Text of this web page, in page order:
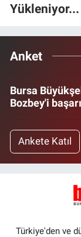
Yükleniyor...
Anket
Bursa
Bozbey'i
Ankete Katıl
Türkiye'den ve